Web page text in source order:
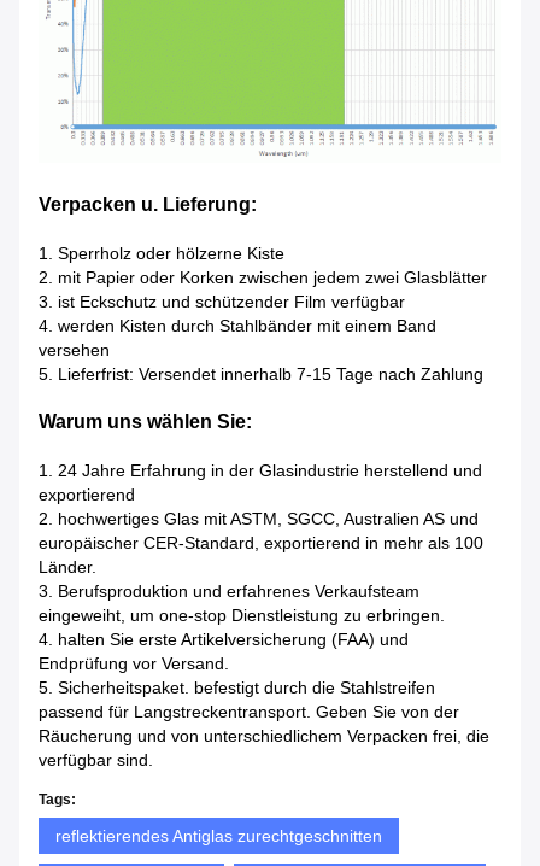
Verpacken u. Lieferung:
1. Sperrholz oder hölzerne Kiste
2. mit Papier oder Korken zwischen jedem zwei Glasblätter
3. ist Eckschutz und schützender Film verfügbar
4. werden Kisten durch Stahlbänder mit einem Band
versehen
5. Lieferfrist: Versendet innerhalb 7-15 Tage nach Zahlung
Warum uns wählen Sie:
1. 24 Jahre Erfahrung in der Glasindustrie herstellend und
exportierend
2. hochwertiges Glas mit ASTM, SGCC, Australien AS und
europäischer CER-Standard, exportierend in mehr als 100
Länder.
3. Berufsproduktion und erfahrenes Verkaufsteam
eingeweiht, um one-stop Dienstleistung zu erbringen.
4. halten Sie erste Artikelversicherung (FAA) und
Endprüfung vor Versand.
5. Sicherheitspaket. befestigt durch die Stahlstreifen
passend für Langstreckentransport. Geben Sie von der
Räucherung und von unterschiedlichem Verpacken frei, die
verfügbar sind.
Tags:
reflektierendes Antiglas zurechtgeschnitten